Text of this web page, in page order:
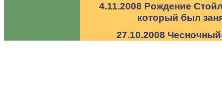
4.11.2008 Рождение
который был
27.10.2008